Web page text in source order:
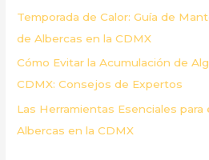
Temporada de Calor: Guía de
de Albercas en la CDMX
Cómo Evitar la Acumulación de
CDMX: Consejos de Expertos
Las Herramientas Esenciales
Albercas en la CDMX